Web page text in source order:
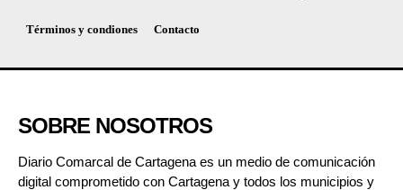
Términos y condiones Contacto
SOBRE NOSOTROS
Diario Comarcal de Cartagena es un medio de comunicación
digital comprometido con Cartagena y todos los municipios y